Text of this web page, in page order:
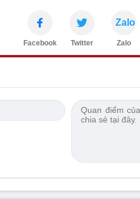
Facebook Twitter
Zalo
Zalo